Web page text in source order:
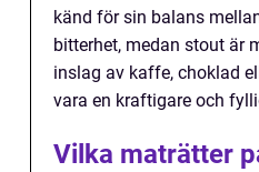
känd för sin balans
bitterhet, medan stout är
inslag av kaffe, choklad
vara en kraftigare och
Vilka maträtter